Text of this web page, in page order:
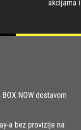
akcijama
NOW dostavom
a bez provizije na